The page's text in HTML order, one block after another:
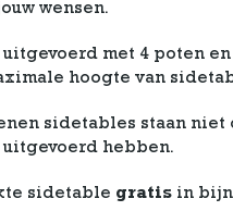
wensen.
met 4 poten
hoogte van
sidetables staan
hebben.
sidetable gratis in